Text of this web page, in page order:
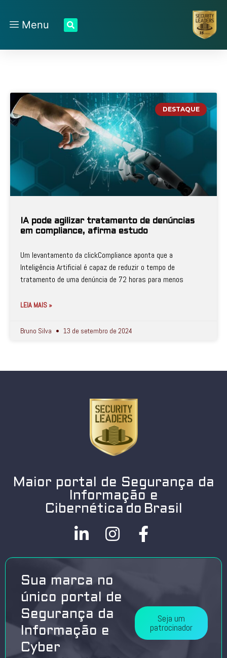
Menu
DESTAQUE
IA pode agilizar tratamento de denúncias
em compliance, afirma estudo
Um levantamento da clickCompliance aponta que a
Inteligência Artificial é capaz de reduzir o tempo de
tratamento de uma denúncia de 72 horas para menos
LEIA MAIS »
Bruno Silva 13 de setembro de 2024
Maior portal de Segurança da
Informação e
Cibernética do Brasil
Sua marca no
único portal de
Segurança da
Informação e
Cyber
Seja um
patrocinador